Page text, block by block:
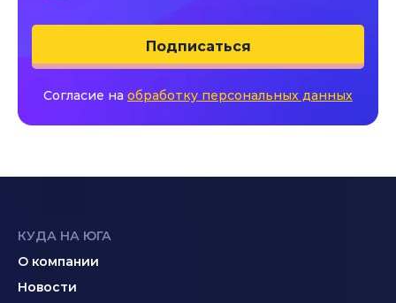
Подписаться
Согласие на обработку персональных данных
КУДА НА ЮГА
О компании
Новости